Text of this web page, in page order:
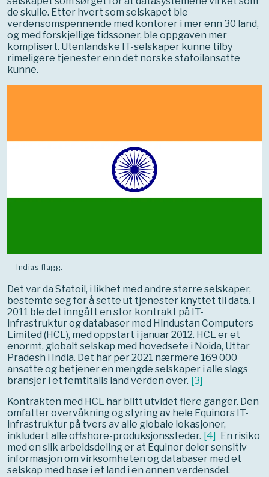
de skulle. Etter hvert som selskapet ble
verdensomspennende med kontorer i mer enn 30 land,
og med forskjellige tidssoner, ble oppgaven mer
komplisert. Utenlandske IT-selskaper kunne tilby
rimeligere tjenester enn det norske statoilansatte
kunne.
— Indias flagg.
Det var da Statoil, i likhet med andre større selskaper,
bestemte seg for å sette ut tjenester knyttet til data. I
2011 ble det inngått en stor kontrakt på IT-
infrastruktur og databaser med Hindustan Computers
Limited (HCL), med oppstart i januar 2012. HCL er et
enormt, globalt selskap med hovedsete i Noida, Uttar
Pradesh i India. Det har per 2021 nærmere 169 000
ansatte og betjener en mengde selskaper i alle slags
bransjer i et femtitalls land verden over. [3]
Kontrakten med HCL har blitt utvidet flere ganger. Den
omfatter overvåkning og styring av hele Equinors IT-
infrastruktur på tvers av alle globale lokasjoner,
inkludert alle offshore-produksjonssteder. [4]
En risiko
med en slik arbeidsdeling er at Equinor deler sensitiv
informasjon om virksomheten og databaser med et
selskap med base i et land i en annen verdensdel.